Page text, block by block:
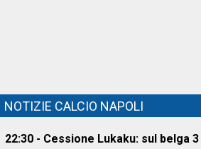
NOTIZIE CALCIO NAPOLI
22:30 - Cessione Lukaku: sul belga